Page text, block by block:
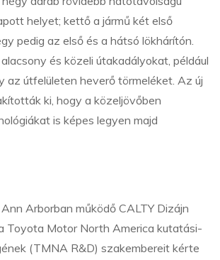
helyet; kettő a jármű két első
pedig az első és a hátsó lökhárítón.
és közeli útakadályokat, például
az útfelületen heverő törmeléket. Az új
ki, hogy a közeljövőben
is képes legyen majd
Arborban működő CALTY Dizájn
Toyota Motor North America kutatási-
(TMNA R&D) szakembereit kérte